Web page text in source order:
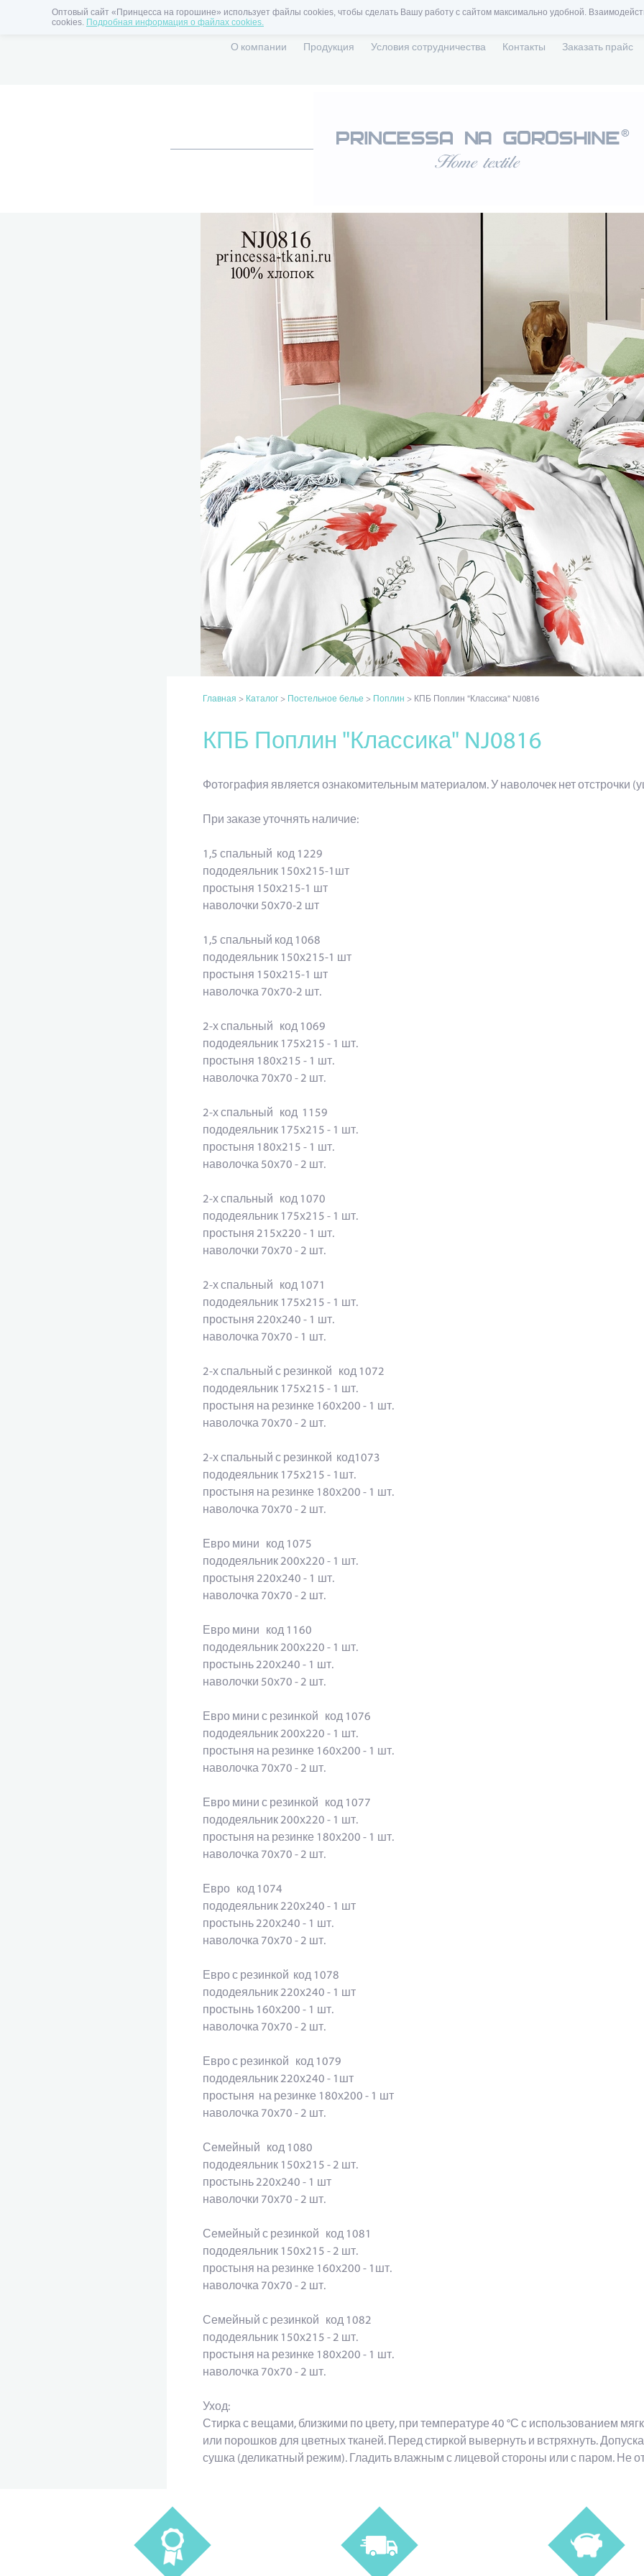
Оптовый сайт «Принцесса на горошине» использует файлы cookies, чтобы сделать Вашу работу с сайтом максимально удобной.
cookies. Подробная информация о файлах cookies.
О компании Продукция Условия сотрудничества Контакты Заказать прайс
Главная > Каталог > Постельное белье > Поплин > КПБ Поплин "Классика" NJ0816
КПБ Поплин "Классика" NJ0816
Фотография является ознакомительным материалом. У наволочек нет отстрочки
При заказе уточнять наличие:
1,5 спальный код 1229
пододеяльник 150х215-1шт
простыня 150х215-1 шт
наволочки 50х70-2 шт
1,5 спальный код 1068
пододеяльник 150х215-1 шт
простыня 150х215-1 шт
наволочка 70х70-2 шт.
2-х спальный код 1069
пододеяльник 175х215 - 1 шт.
простыня 180х215 - 1 шт.
наволочка 70х70 - 2 шт.
2-х спальный код 1159
пододеяльник 175х215 - 1 шт.
простыня 180х215 - 1 шт.
наволочка 50х70 - 2 шт.
2-х спальный код 1070
пододеяльник 175х215 - 1 шт.
простыня 215х220 - 1 шт.
наволочки 70х70 - 2 шт.
2-х спальный код 1071
пододеяльник 175х215 - 1 шт.
простыня 220х240 - 1 шт.
наволочка 70х70 - 1 шт.
2-х спальный с резинкой код 1072
пододеяльник 175х215 - 1 шт.
простыня на резинке 160х200 - 1 шт.
наволочка 70х70 - 2 шт.
2-х спальный с резинкой код1073
пододеяльник 175х215 - 1шт.
простыня на резинке 180х200 - 1 шт.
наволочка 70х70 - 2 шт.
Евро мини код 1075
пододеяльник 200х220 - 1 шт.
простыня 220х240 - 1 шт.
наволочка 70х70 - 2 шт.
Евро мини код 1160
пододеяльник 200х220 - 1 шт.
простынь 220х240 - 1 шт.
наволочки 50х70 - 2 шт.
Евро мини с резинкой код 1076
пододеяльник 200х220 - 1 шт.
простыня на резинке 160х200 - 1 шт.
наволочка 70х70 - 2 шт.
Евро мини с резинкой код 1077
пододеяльник 200х220 - 1 шт.
простыня на резинке 180х200 - 1 шт.
наволочка 70х70 - 2 шт.
Евро код 1074
пододеяльник 220х240 - 1 шт
простынь 220х240 - 1 шт.
наволочка 70х70 - 2 шт.
Евро с резинкой код 1078
пододеяльник 220х240 - 1 шт
простынь 160х200 - 1 шт.
наволочка 70х70 - 2 шт.
Евро с резинкой код 1079
пододеяльник 220х240 - 1шт
простыня на резинке 180х200 - 1 шт
наволочка 70х70 - 2 шт.
Семейный код 1080
пододеяльник 150х215 - 2 шт.
простынь 220х240 - 1 шт
наволочки 70х70 - 2 шт.
Семейный с резинкой код 1081
пододеяльник 150х215 - 2 шт.
простыня на резинке 160х200 - 1шт.
наволочка 70х70 - 2 шт.
Семейный с резинкой код 1082
пододеяльник 150х215 - 2 шт.
простыня на резинке 180х200 - 1 шт.
наволочка 70х70 - 2 шт.
Уход:
Стирка с вещами, близкими по цвету, при температуре 40 °С с использованием
или порошков для цветных тканей. Перед стиркой вывернуть и встряхнуть.
сушка (деликатный режим). Гладить влажным с лицевой стороны или с паром. Не